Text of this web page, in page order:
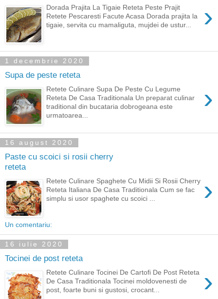
›
Dorada Prajita La Tigaie Reteta Peste Prajit
Retete Pescaresti Facute Acasa Dorada prajita la
tigaie, servita cu mamaliguta, mujdei de ustur...
1 decembrie 2020
Supa de peste reteta
›
Retete Culinare Supa De Peste Cu Legume
Reteta De Casa Traditionala Un preparat culinar
traditional din bucataria dobrogeana este
urmatoarea...
16 august 2020
Paste cu scoici si rosii cherry
reteta
›
Retete Culinare Spaghete Cu Midii Si Rosii Cherry
Reteta Italiana De Casa Traditionala Cum se fac
simplu si usor spaghete cu scoici ...
Un comentariu:
16 iulie 2020
Tocinei de post reteta
›
Retete Culinare Tocinei De Cartofi De Post Reteta
De Casa Traditionala Tocinei moldovenesti de
post, foarte buni si gustosi, crocant...